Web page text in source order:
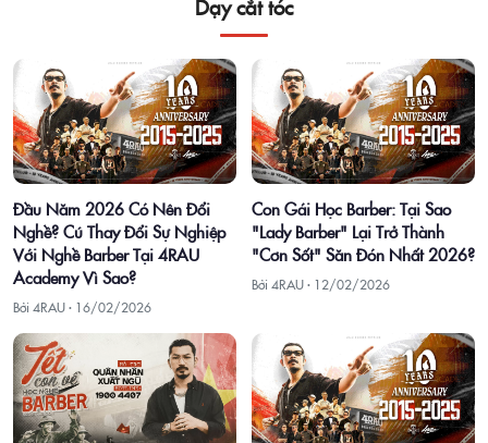
Đầu Năm 2026 Có Nên Đổi
Nghề? Cú Thay Đổi Sự Nghiệp
Với Nghề Barber Tại 4RAU
Academy Vì Sao?
Bởi 4RAU · 16/02/2026
Con Gái Học Barber: Tại Sao
"Lady Barber" Lại Trở Thành
"Cơn Sốt" Săn Đón Nhất 2026?
Bởi 4RAU · 12/02/2026